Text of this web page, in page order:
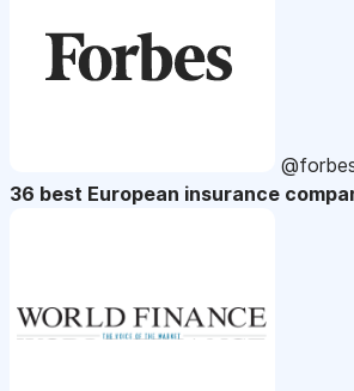
36 best European insurance